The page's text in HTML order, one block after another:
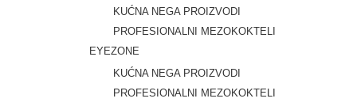
KUĆNA NEGA PROIZVODI
PROFESIONALNI MEZOKOKTELI
EYEZONE
KUĆNA NEGA PROIZVODI
PROFESIONALNI MEZOKOKTELI